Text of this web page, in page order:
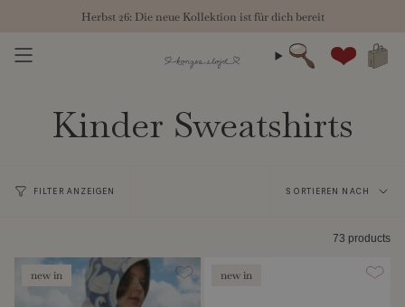
springen
Herbst 26: Die neue Kollektion ist für dich bereit
Suche
Kinder Sweatshirts
FILTER ANZEIGEN
Sortieren
SORTIEREN NACH
73 products
new in new in